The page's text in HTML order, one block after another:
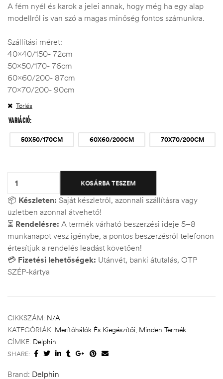
A fém nyél és karok a jelei annak, hogy még ha egy alap
modellről is van szó a magas minőség fontos számunkra.
Szállítási méret:
40×40/150- 72cm
50×50/170- 76cm
60×60/200- 87cm
70×70/200- 90cm
VARIÁCIÓ
50X50/170CM 60X60/200CM 70X70/200CM
Törlés
KOSÁRBA TESZEM
📦 Készleten: Saját készletről, azonnali szállításra vagy
üzletben azonnal átvehető!
⏳ Rendelésre: A termék várható beszerzési ideje 5–8
munkanapot vesz igénybe, a pontos beszerzésről telefonon
értesítjük a rendelés leadást követően!
💳 Fizetési lehetőségek: Utánvét, banki átutalás, OTP
SZÉP-kártya
CIKKSZÁM: N/A
KATEGÓRIÁK: Merítőhálók És Kiegészítői, Minden Termék
CÍMKE: Delphin
SHARE:
Brand: Delphin